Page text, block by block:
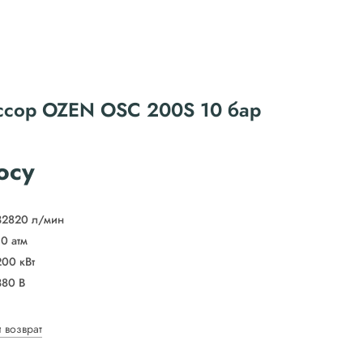
OZEN OSC 200S 10 бар
л/мин
атм
кВт
В
возврат